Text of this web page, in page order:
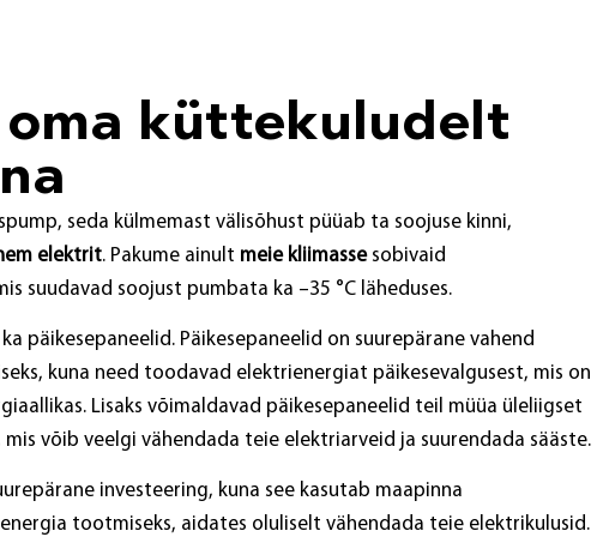
oma küttekuludelt
seda külmemast välisõhust püüab ta soojuse kinni,
elektrit. Pakume ainult meie kliimassesobivaid
suudavad soojust pumbata ka –35 °C läheduses.
päikesepaneelid. Päikesepaneelid on suurepärane vahend
kuna need toodavad elektrienergiat päikesevalgusest, mis on
Lisaks võimaldavad päikesepaneelid teil müüa üleliigset
võib veelgi vähendada teie elektriarveid ja suurendada sääste.
investeering, kuna see kasutab maapinna
tootmiseks, aidates oluliselt vähendada teie elektrikulusid.